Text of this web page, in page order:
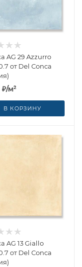
AG 29 Azzurro
от Del Conca
₽/м²
В КОРЗИНУ
AG 13 Giallo
от Del Conca